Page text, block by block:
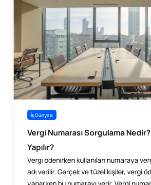
İş Dünyası
Vergi Numarası Sorgulama Nedir?
Yapılır?
Vergi ödenirken kullanılan numaraya
adı verilir. Gerçek ve tüzel kişiler, vergi